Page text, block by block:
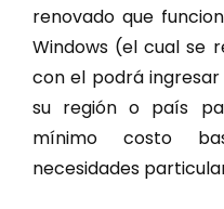
renovado que
Windows (el cual se
con el podrá ingresar
su región o país
mínimo costo
necesidades